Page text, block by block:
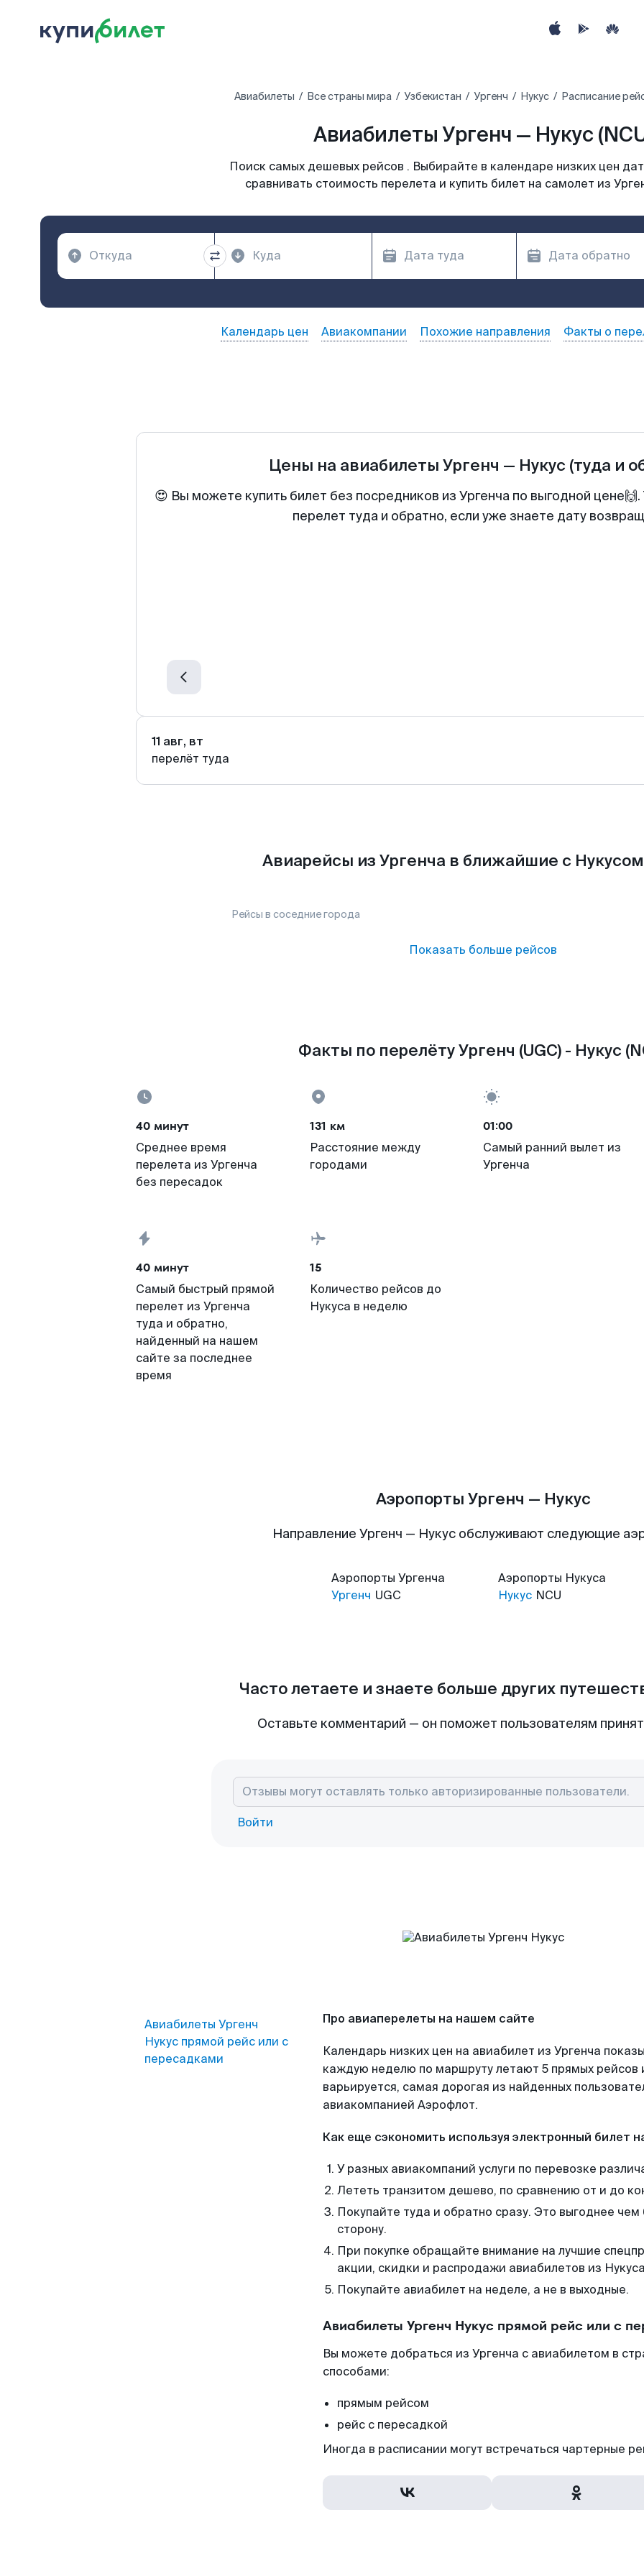
Авиабилеты Все страны мира Узбекистан Ургенч Нукус Расписание
Авиабилеты Ургенч — Нукус
Поиск самых дешевых рейсов . Выбирайте в календаре низких цен
сравнивать стоимость перелета и купить билет на самолет из
Календарь цен Авиакомпании Похожие направления Факты о
Цены на авиабилеты Ургенч — Нукус (туда и
😍 Вы можете купить билет без посредников из Ургенча по выгодной
перелет туда и обратно, если уже знаете дату
11 авг, вт
перелёт туда
Авиарейсы из Ургенча в ближайшие с
Рейсы в соседние города
Показать больше рейсов
Факты по перелёту Ургенч (UGC) - Нукус
40 минут
Среднее время
перелета из Ургенча
без пересадок
131 км
Расстояние между
городами
01:00
Самый ранний вылет из
Ургенча
40 минут
Самый быстрый прямой
перелет из Ургенча
туда и обратно,
найденный на нашем
сайте за последнее
время
15
Количество рейсов до
Нукуса в неделю
Аэропорты Ургенч — Нукус
Направление Ургенч — Нукус обслуживают следующие
Аэропорты Ургенча
Ургенч UGC
Аэропорты Нукуса
Нукус NCU
Часто летаете и знаете больше других
Оставьте комментарий — он поможет пользователям
Войти
Авиабилеты Ургенч
Нукус прямой рейс или с
пересадками
Про авиаперелеты на нашем сайте
Календарь низких цен на авиабилет из Ургенча
каждую неделю по маршруту летают 5 прямых рейсов
варьируется, самая дорогая из найденных
авиакомпанией Аэрофлот.
Как еще сэкономить используя электронный билет
У разных авиакомпаний услуги по перевозке
Лететь транзитом дешево, по сравнению от и до
Покупайте туда и обратно сразу. Это выгоднее чем
сторону.
При покупке обращайте внимание на лучшие
акции, скидки и распродажи авиабилетов из
Покупайте авиабилет на неделе, а не в выходные.
Авиабилеты Ургенч Нукус прямой рейс или с
Вы можете добраться из Ургенча с авиабилетом в
способами:
прямым рейсом
рейс с пересадкой
Иногда в расписании могут встречаться чартерные